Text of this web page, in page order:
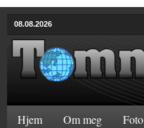
08.08.2026
Hjem Om meg Foto